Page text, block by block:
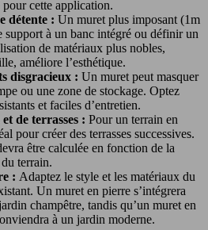
pour cette application.
détente : Un muret plus imposant (1m
support à un banc intégré ou définir un
de matériaux plus nobles,
améliore l’esthétique.
disgracieux : Un muret peut masquer
ou une zone de stockage. Optez
et faciles d’entretien.
de terrasses : Pour un terrain en
pour créer des terrasses successives.
être calculée en fonction de la
terrain.
: Adaptez le style et les matériaux du
Un muret en pierre s’intégrera
champêtre, tandis qu’un muret en
à un jardin moderne.